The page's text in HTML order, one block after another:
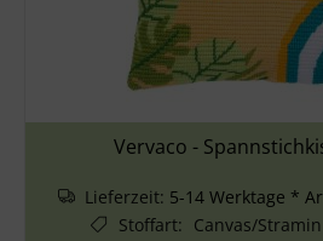
Vervaco -
Lieferzeit: 5-14 Werktage *
Stoffart: Canvas/